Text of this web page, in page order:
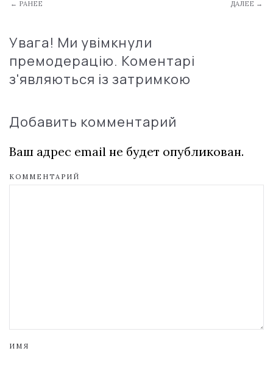
← РАНЕЕ ДАЛЕЕ →
Увага! Ми увімкнули
премодерацію. Коментарі
з'являються із затримкою
Добавить комментарий
Ваш адрес email не будет опубликован.
КОММЕНТАРИЙ
ИМЯ